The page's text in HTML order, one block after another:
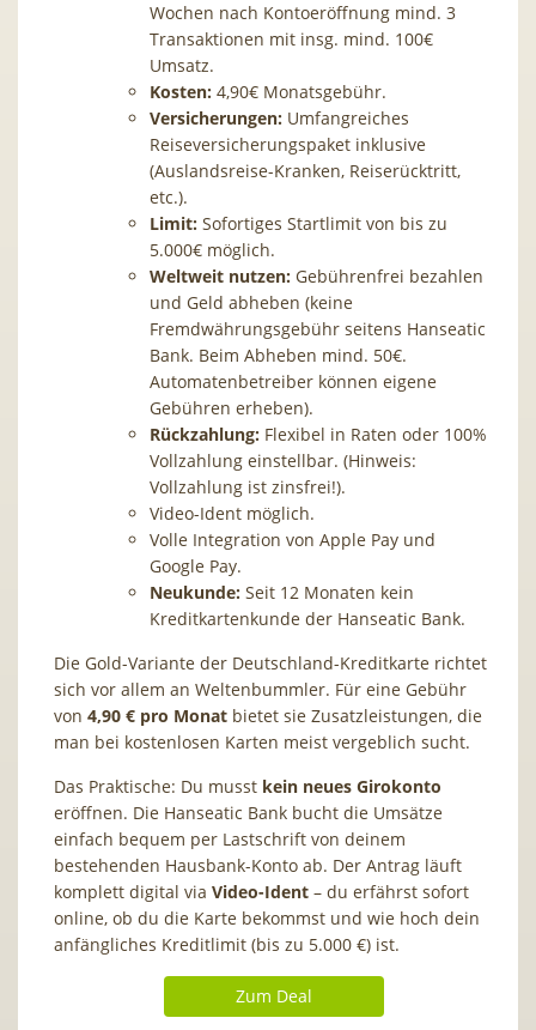
Wochen nach Kontoeröffnung mind. 3
Transaktionen mit insg. mind. 100€
Umsatz.
Kosten: 4,90€ Monatsgebühr.
Versicherungen: Umfangreiches
Reiseversicherungspaket inklusive
(Auslandsreise-Kranken, Reiserücktritt,
etc.).
Limit: Sofortiges Startlimit von bis zu
5.000€ möglich.
Weltweit nutzen: Gebührenfrei bezahlen
und Geld abheben (keine
Fremdwährungsgebühr seitens Hanseatic
Bank. Beim Abheben mind. 50€.
Automatenbetreiber können eigene
Gebühren erheben).
Rückzahlung: Flexibel in Raten oder 100%
Vollzahlung einstellbar. (Hinweis:
Vollzahlung ist zinsfrei!).
Video-Ident möglich.
Volle Integration von Apple Pay und
Google Pay.
Neukunde: Seit 12 Monaten kein
Kreditkartenkunde der Hanseatic Bank.
Die Gold-Variante der Deutschland-Kreditkarte richtet
sich vor allem an Weltenbummler. Für eine Gebühr
von 4,90 € pro Monat bietet sie Zusatzleistungen, die
man bei kostenlosen Karten meist vergeblich sucht.
Das Praktische: Du musst kein neues Girokonto
eröffnen. Die Hanseatic Bank bucht die Umsätze
einfach bequem per Lastschrift von deinem
bestehenden Hausbank-Konto ab. Der Antrag läuft
komplett digital via Video-Ident – du erfährst sofort
online, ob du die Karte bekommst und wie hoch dein
anfängliches Kreditlimit (bis zu 5.000 €) ist.
Zum Deal